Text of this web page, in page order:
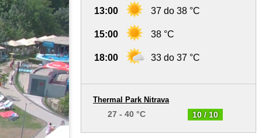
13:00 37 do 38 °C
15:00 38 °C
18:00 33 do 37 °C
10 / 10
Thermal Park Nitrava
27 - 40 °C